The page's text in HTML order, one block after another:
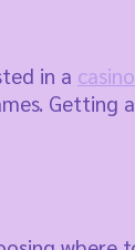
in a
Getting